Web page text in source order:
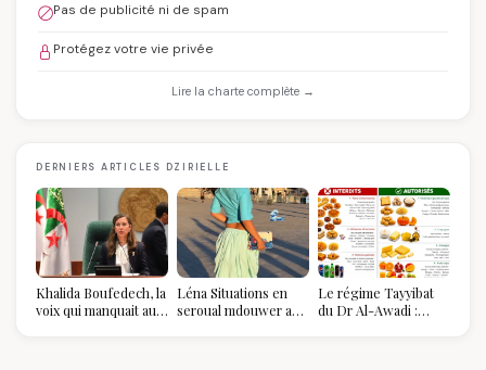
Pas de publicité ni de spam
Protégez votre vie privée
Lire la charte complète →
DERNIERS ARTICLES DZIRIELLE
Khalida Boufedech, la
voix qui manquait au
Léna Situations en
seroual mdouwer au
Le régime Tayyibat
du Dr Al-Awadi :